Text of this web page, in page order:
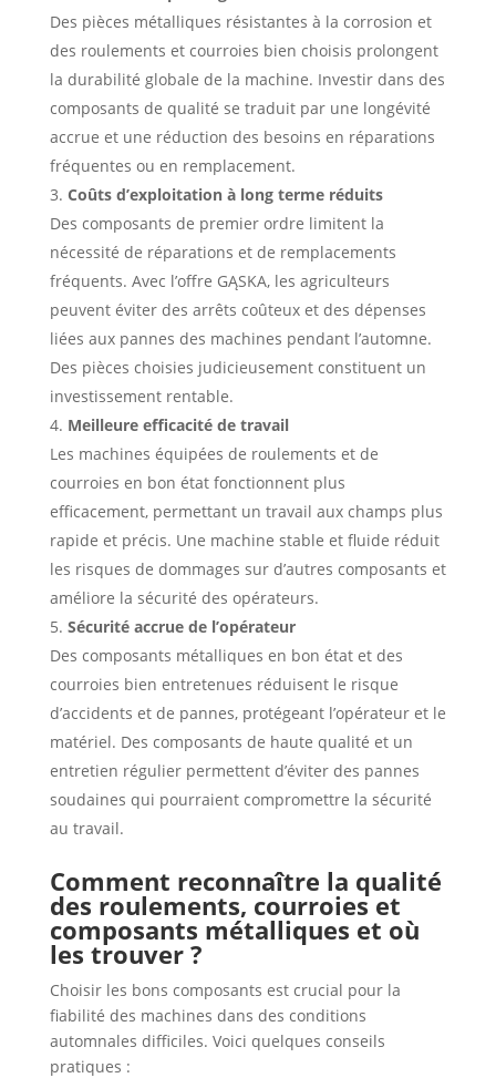
Des pièces métalliques résistantes à la corrosion et
des roulements et courroies bien choisis prolongent
la durabilité globale de la machine. Investir dans des
composants de qualité se traduit par une longévité
accrue et une réduction des besoins en réparations
fréquentes ou en remplacement.
Coûts d’exploitation à long terme réduits
Des composants de premier ordre limitent la
nécessité de réparations et de remplacements
fréquents. Avec l’offre GĄSKA, les agriculteurs
peuvent éviter des arrêts coûteux et des dépenses
liées aux pannes des machines pendant l’automne.
Des pièces choisies judicieusement constituent un
investissement rentable.
Meilleure efficacité de travail
Les machines équipées de roulements et de
courroies en bon état fonctionnent plus
efficacement, permettant un travail aux champs plus
rapide et précis. Une machine stable et fluide réduit
les risques de dommages sur d’autres composants et
améliore la sécurité des opérateurs.
Sécurité accrue de l’opérateur
Des composants métalliques en bon état et des
courroies bien entretenues réduisent le risque
d’accidents et de pannes, protégeant l’opérateur et le
matériel. Des composants de haute qualité et un
entretien régulier permettent d’éviter des pannes
soudaines qui pourraient compromettre la sécurité
au travail.
Comment reconnaître la qualité
des roulements, courroies et
composants métalliques et où
les trouver ?
Choisir les bons composants est crucial pour la
fiabilité des machines dans des conditions
automnales difficiles. Voici quelques conseils
pratiques :